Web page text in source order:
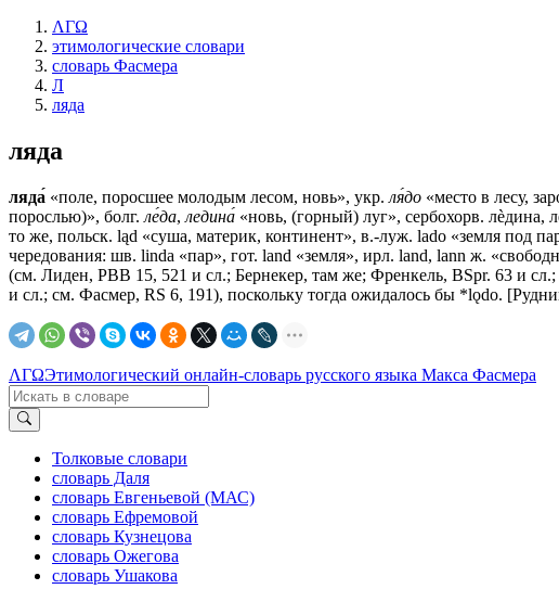
ΛΓΩ
этимологические словари
словарь Фасмера
Л
ляда
ляда
ляда́ «поле, поросшее молодым лесом, новь», укр. ля́до «место в лесу,
порослью)», болг. ле́да, ледина́ «новь, (горный) луг», сербохорв.
то же, польск. ląd «суша, материк, континент», в.-луж. lado «земля под
чередования: шв. lindа «пар», гот. land «земля», ирл. land, lann ж.
(см. Лиден, РВВ 15, 521 и сл.; Бернекер, там же; Френкель, ВSрr. 63 и
и сл.; см. Фасмер, RS 6, 191), поскольку тогда ожидалось бы *lǫdo.
ΛΓΩЭтимологический онлайн-словарь русского языка Макса Фасмера
Толковые словари
словарь Даля
словарь Евгеньевой (МАС)
словарь Ефремовой
словарь Кузнецова
словарь Ожегова
словарь Ушакова